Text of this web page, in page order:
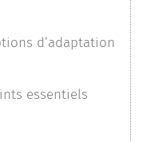
d’adaptation
essentiels